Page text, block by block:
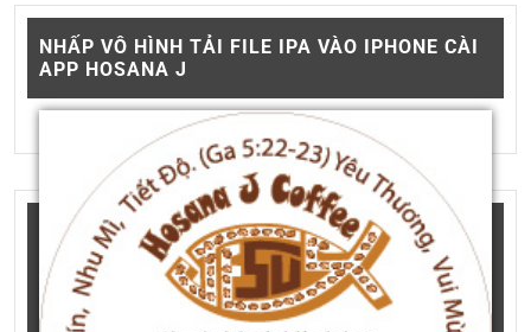
NHẤP VÔ HÌNH TẢI FILE IPA VÀO IPHONE CÀI
APP HOSANA J